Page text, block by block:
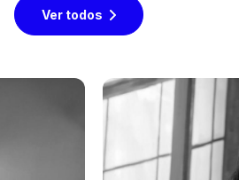
Ver todos